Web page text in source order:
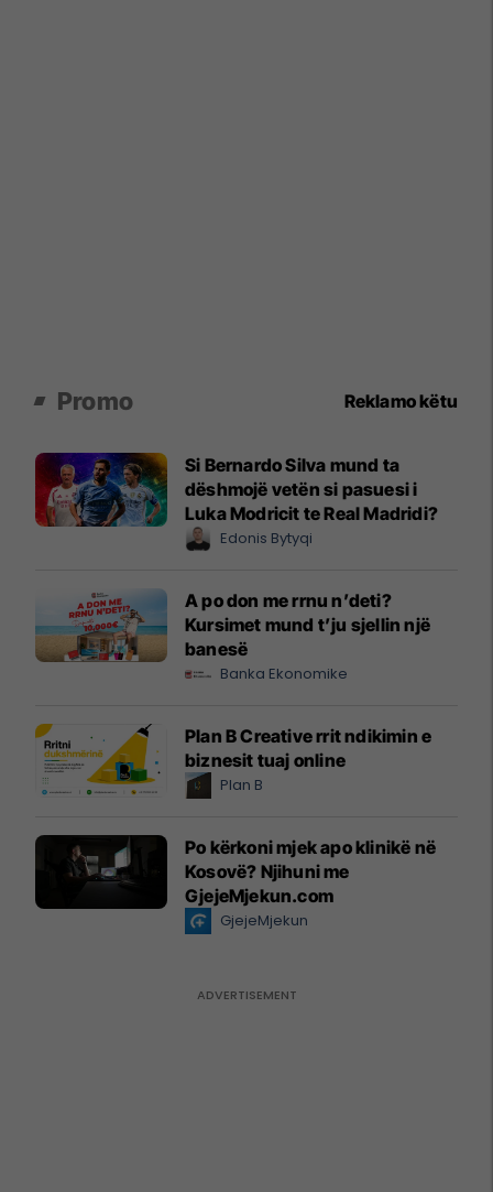
Promo Reklamo këtu
Si Bernardo Silva mund ta
dëshmojë vetën si pasuesi i
Luka Modricit te Real Madridi?
Edonis Bytyqi
A po don me rrnu n’deti?
Kursimet mund t’ju sjellin një
banesë
Banka Ekonomike
Plan B Creative rrit ndikimin e
biznesit tuaj online
Plan B
Po kërkoni mjek apo klinikë në
Kosovë? Njihuni me
GjejeMjekun.com
GjejeMjekun